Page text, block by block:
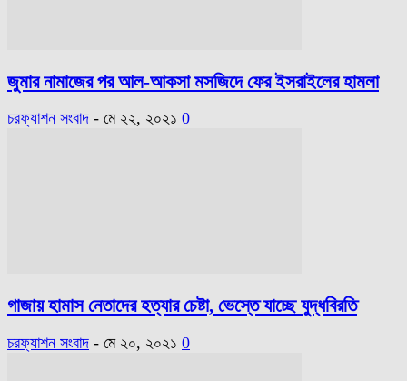
জুমার নামাজের পর আল-আকসা মসজিদে ফের ইসরাইলের হামলা
চরফ্যাশন সংবাদ - মে ২২, ২০২১ 0
গাজায় হামাস নেতাদের হত্যার চেষ্টা, ভেস্তে যাচ্ছে যুদ্ধবিরতি
চরফ্যাশন সংবাদ - মে ২০, ২০২১ 0